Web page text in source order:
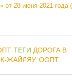
от 28 июня 2021
ТЕГИ ДОРОГА В
ЖАЙЛЯУ, ООПТ